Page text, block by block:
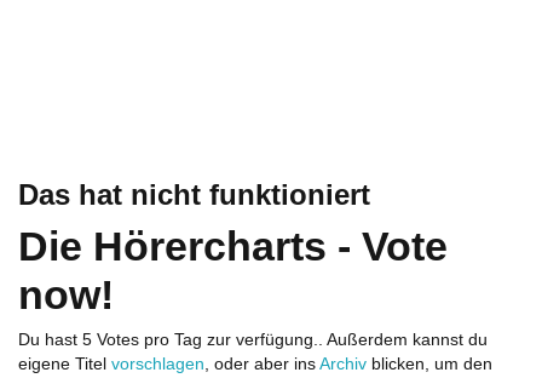
Das hat nicht funktioniert
Die Hörercharts - Vote
now!
Du hast 5 Votes pro Tag zur verfügung.. Außerdem kannst du
eigene Titel vorschlagen, oder aber ins Archiv blicken, um den